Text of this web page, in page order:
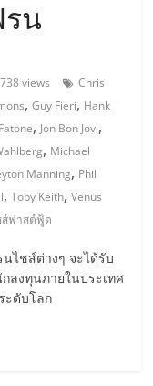
น
738 views
Chris
,Guy Fieri, Hank
, Jon Bon Jovi,
, Michael
Manning, Phil
,Toby Keith,Venus
ฟาสต์ฟู้ด
ไชส์ต่างๆ จะได้รับ
ลงทุนภายในประเทศ
ะดับโลก